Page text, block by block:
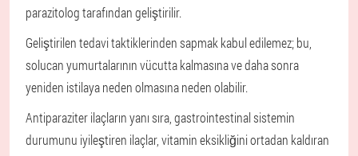
parazitolog tarafından geliştirilir.
Geliştirilen tedavi taktiklerinden sapmak kabul edilemez; bu,
solucan yumurtalarının vücutta kalmasına ve daha sonra
yeniden istilaya neden olmasına neden olabilir.
Antiparaziter ilaçların yanı sıra, gastrointestinal sistemin
durumunu iyileştiren ilaçlar, vitamin eksikliğini ortadan kaldıran